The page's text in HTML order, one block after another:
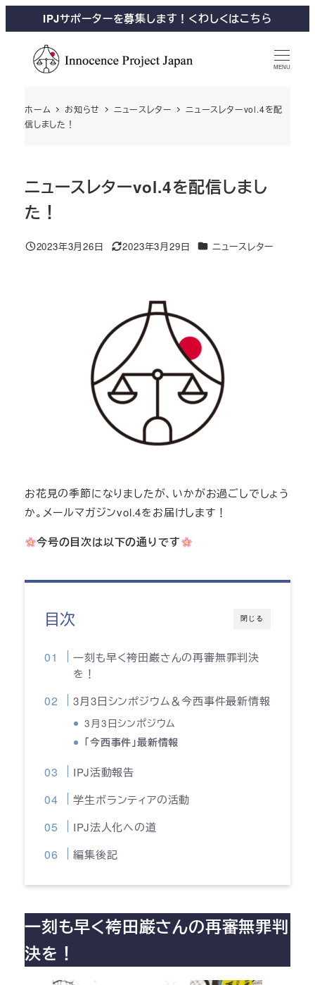
IPJサポーターを募集します！くわしくはこちら
MENU
ホーム お知らせ ニュースレター
ニュースレターvol.4を配
信しました！
ニュースレターvol.4を配信しまし
た！
2023年3月26日 2023年3月29日 ニュースレター
お花見の季節になりましたが、いかがお過ごしでしょう
か。メールマガジンvol.4をお届けします！
今号の目次は以下の通りです
閉じる
目次
一刻も早く袴田巌さんの再審無罪判決
を！
3月3日シンポジウム＆今西事件最新情報
3月3日シンポジウム
「今西事件」最新情報
IPJ活動報告
学生ボランティアの活動
IPJ法人化への道
編集後記
一刻も早く袴田巌さんの再審無罪判
決を！